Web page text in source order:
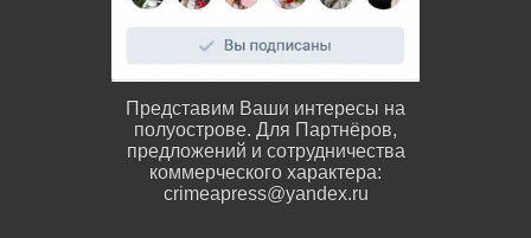
Представим Ваши интересы на
полуострове. Для Партнёров,
предложений и сотрудничества
коммерческого характера:
crimeapress@yandex.ru